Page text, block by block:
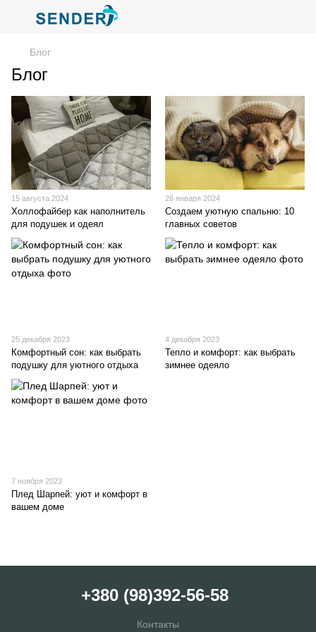
Блог
Блог
15 августа 2024
Холлофайбер как наполнитель
для подушек и одеял
26 января 2024
Создаем уютную спальню: 10
главных советов
25 декабря 2023
Комфортный сон: как выбрать
подушку для уютного отдыха
4 декабря 2023
Тепло и комфорт: как выбрать
зимнее одеяло
7 ноября 2023
Плед Шарпей: уют и комфорт в
вашем доме
+380 (98)392-56-58
Контакты